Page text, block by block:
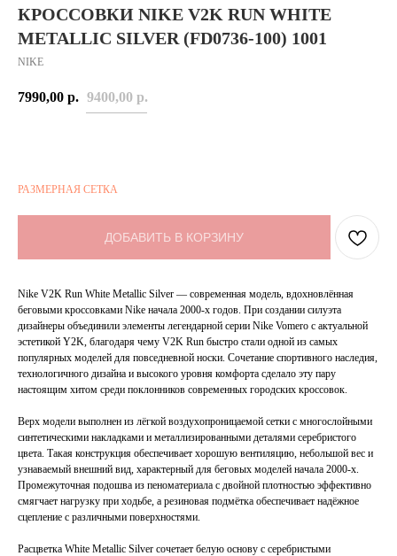
КРОССОВКИ NIKE V2K RUN WHITE
METALLIC SILVER (FD0736-100) 1001
NIKE
7990,00 р. 9400,00 р.
РАЗМЕРНАЯ СЕТКА
ДОБАВИТЬ В КОРЗИНУ
Nike V2K Run White Metallic Silver — современная модель, вдохновлённая
беговыми кроссовками Nike начала 2000-х годов. При создании силуэта
дизайнеры объединили элементы легендарной серии Nike Vomero с актуальной
эстетикой Y2K, благодаря чему V2K Run быстро стали одной из самых
популярных моделей для повседневной носки. Сочетание спортивного наследия,
технологичного дизайна и высокого уровня комфорта сделало эту пару
настоящим хитом среди поклонников современных городских кроссовок.
Верх модели выполнен из лёгкой воздухопроницаемой сетки с многослойными
синтетическими накладками и металлизированными деталями серебристого
цвета. Такая конструкция обеспечивает хорошую вентиляцию, небольшой вес и
узнаваемый внешний вид, характерный для беговых моделей начала 2000-х.
Промежуточная подошва из пеноматериала с двойной плотностью эффективно
смягчает нагрузку при ходьбе, а резиновая подмётка обеспечивает надёжное
сцепление с различными поверхностями.
Расцветка White Metallic Silver сочетает белую основу с серебристыми